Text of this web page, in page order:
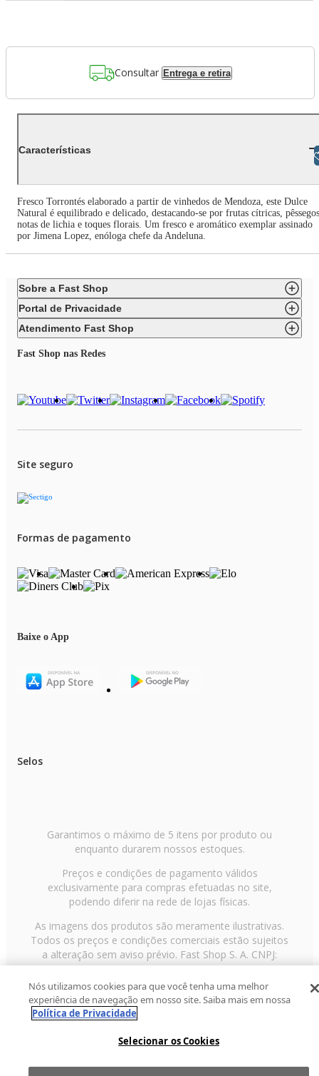
Consultar Entrega e retira
Características
Fresco Torrontés elaborado a partir de vinhedos de Mendoza, este Dulce
Natural é equilibrado e delicado, destacando-se por frutas cítricas,
notas de lichia e toques florais. Um fresco e aromático exemplar assinado
por Jimena Lopez, enóloga chefe da Andeluna.
Sobre a Fast Shop
Portal de Privacidade
Atendimento Fast Shop
Fast Shop nas Redes
Site seguro
Formas de pagamento
Baixe o App
Selos
Garantimos o máximo de 5 itens por produto ou
enquanto durarem nossos estoques.
Preços e condições de pagamento válidos
exclusivamente para compras efetuadas no site,
podendo diferir na rede de lojas físicas.
As imagens dos produtos são meramente ilustrativas.
Todos os preços e condições comerciais estão sujeitos
a alteração sem aviso prévio. Fast Shop S. A. CNPJ:
43.708.379/0001-00
Avenida Zaki Narchi, nº 1650, sobreloja, Carandiru, São
Paulo/SP, CEP 02029-001, Telefone: 11 3003-3728 ©
2013 Fast Shop - Todos os direitos reservados
Nós utilizamos cookies para que você tenha uma melhor
experiência de navegação em nosso site. Saiba mais em nossa
Política de Privacidade
Selecionar os Cookies